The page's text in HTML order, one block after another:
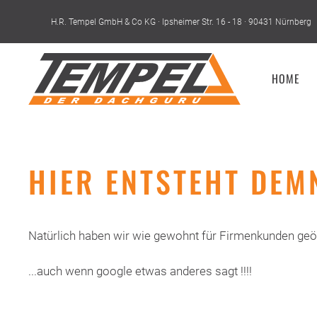
Skip to main content
H.R. Tempel GmbH & Co KG · Ipsheimer Str. 16 - 18 · 90431 Nürnberg
HOME
HIER ENTSTEHT
Natürlich haben wir wie gewohnt für Firmenkunden
...auch wenn google etwas anderes sagt !!!!